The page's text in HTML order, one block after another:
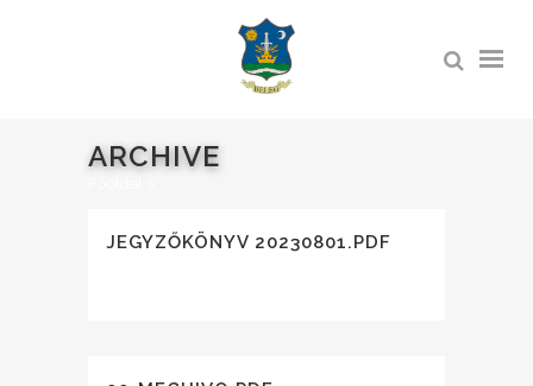
ARCHIVE
JEGYZŐKÖNYV 20230801.PDF